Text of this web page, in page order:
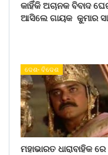
କାହିଁକି ଅଚାନକ ବିବାଦ
ଆସିଲେ ଗାୟକ କୁମାର
ଦେଶ- ବିଦେଶ
ମହାଭାରତ ଧାରାବାହିକ ରେ